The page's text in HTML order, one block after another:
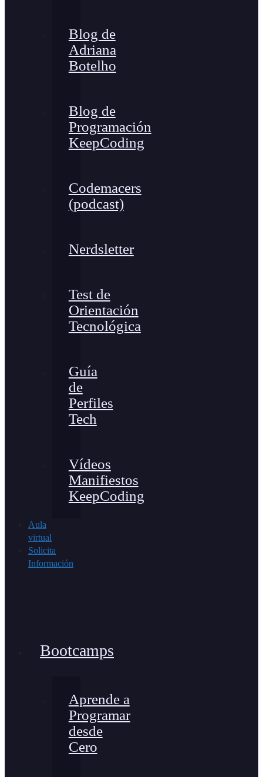
Blog de
Adriana
Botelho
Blog de
Programación
KeepCoding
Codemacers
(podcast)
Nerdsletter
Test de
Orientación
Tecnológica
Guía
de
Perfiles
Tech
Vídeos
Manifiestos
KeepCoding
Aula
virtual
Solicita
Información
Bootcamps
Aprende a
Programar
desde
Cero